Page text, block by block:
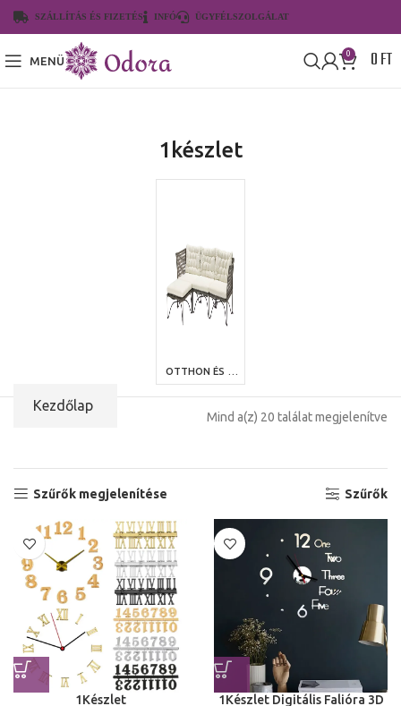
SZÁLLÍTÁS ÉS FIZETÉS INFÓ ÜGYFÉLSZOLGÁLAT
MENÜ
0 0FT
1készlet
Kezdőlap
Mind a(z) 20 találat megjelenítve
Szűrők megjelenítése Szűrők
1Készlet
1Készlet Digitális Falióra 3D